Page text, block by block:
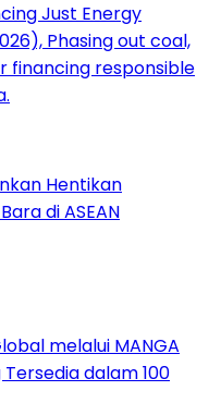
Hentikan
di ASEAN
melalui MANGA
dalam 100